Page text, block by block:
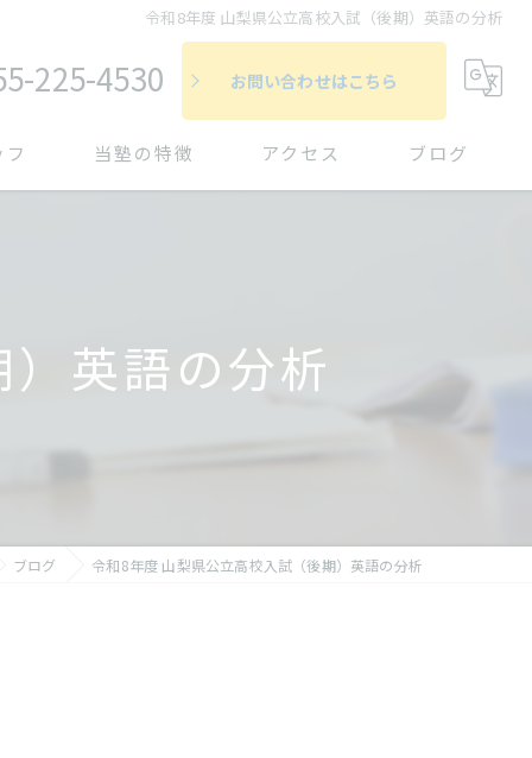
令和8年度 山梨県公立高校入試（後期）英語の分析
225-4530 お問い合わせはこちら
フ 当塾の特徴
定期テスト対策
苦手対策
書く
アクセス ブログ
英語の分析
ブログ 令和8年度 山梨県公立高校入試（後期）英語の分析